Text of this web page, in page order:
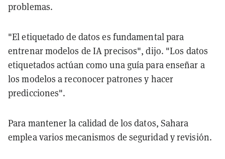
problemas.
"El etiquetado de datos es fundamental para
entrenar modelos de IA precisos", dijo. "Los datos
etiquetados actúan como una guía para enseñar a
los modelos a reconocer patrones y hacer
predicciones".
Para mantener la calidad de los datos, Sahara
emplea varios mecanismos de seguridad y revisión.